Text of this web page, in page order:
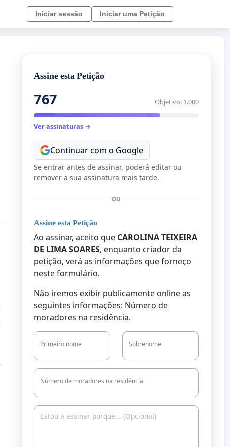
Iniciar sessão Iniciar uma Petição
Assine esta Petição
767 Objetivo: 1.000
Ver assinaturas →
Continuar com o Google
Se entrar antes de assinar, poderá editar ou
remover a sua assinatura mais tarde.
OU
Assine esta Petição
Ao assinar, aceito que CAROLINA TEIXEIRA
DE LIMA SOARES, enquanto criador da
petição, verá as informações que forneço
neste formulário.
Não iremos exibir publicamente online as
seguintes informações: Número de
moradores na residência.
Primeiro nome Sobrenome
Número de moradores na residência